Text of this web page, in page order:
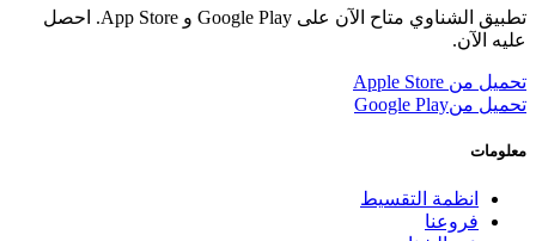
تطبيق الشناوي متاح الآن على Google Play و App Store. احصل
عليه الآن.
تحميل من Apple Store
تحميل منGoogle Play
معلومات
انظمة التقسيط
فروعنا